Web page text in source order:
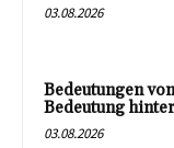
03.08.2026
Bedeutungen
Bedeutung
03.08.2026